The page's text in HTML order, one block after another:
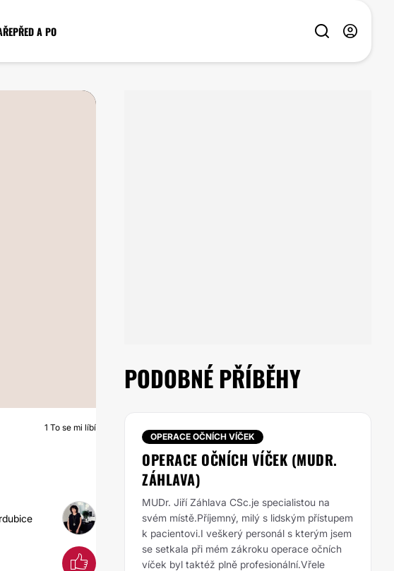
PŘED A PO
HYALURONOVÁ
1 To se mi líbí
PODOBNÉ PŘÍBĚHY
OPERACE OČNÍCH VÍČEK
OPERACE OČNÍCH VÍČEK (MUDR.
ZÁHLAVA)
MUDr. Jiří Záhlava CSc.je specialistou na
svém místě.Příjemný, milý s lidským přístupem
k pacientovi.I veškerý personál s kterým jsem
se setkala při mém zákroku operace očních
víček byl taktéž plně profesionální.Vřele